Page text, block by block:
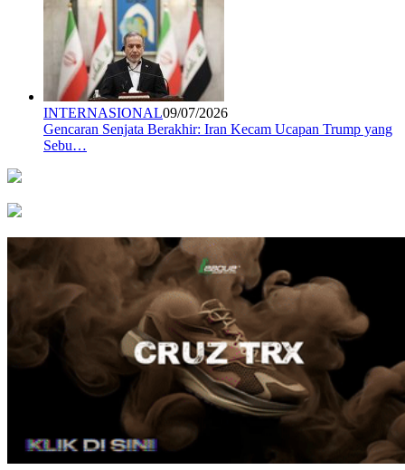
INTERNASIONAL09/07/2026
Gencaran Senjata Berakhir: Iran Kecam Ucapan Trump yang
Sebu…